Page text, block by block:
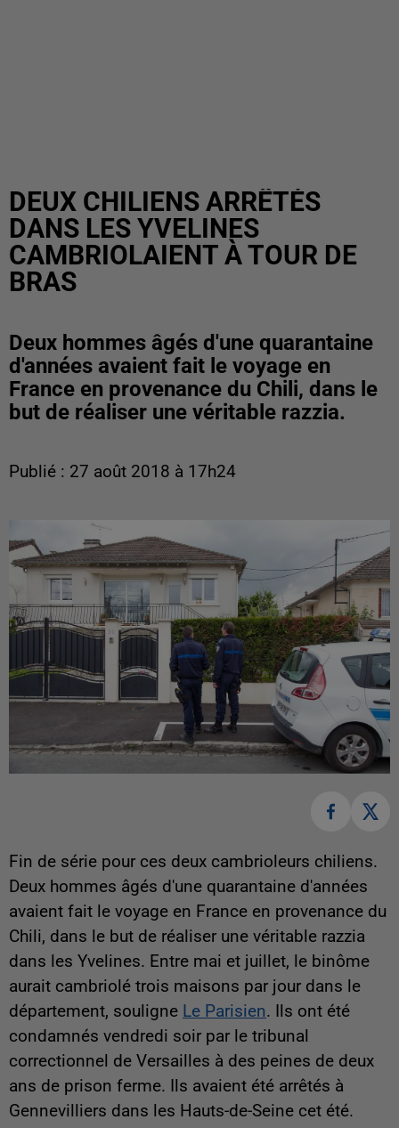
DEUX CHILIENS ARRÊTÉS
DANS LES YVELINES
CAMBRIOLAIENT À TOUR DE
BRAS
Deux hommes âgés d'une quarantaine
d'années avaient fait le voyage en
France en provenance du Chili, dans le
but de réaliser une véritable razzia.
Publié : 27 août 2018 à 17h24
Fin de série pour ces deux cambrioleurs chiliens.
Deux hommes âgés d'une quarantaine d'années
avaient fait le voyage en France en provenance du
Chili, dans le but de réaliser une véritable razzia
dans les Yvelines. Entre mai et juillet, le binôme
aurait cambriolé trois maisons par jour dans le
département, souligne Le Parisien. Ils ont été
condamnés vendredi soir par le tribunal
correctionnel de Versailles à des peines de deux
ans de prison ferme. Ils avaient été arrêtés à
Gennevilliers dans les Hauts-de-Seine cet été.